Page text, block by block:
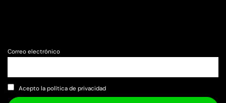
Correo electrónico
Acepto la política de privacidad